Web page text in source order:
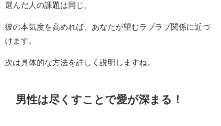
選んだ人の課題は同じ。
彼の本気度を高めれば、あなたが望むラブラブ関係に近づ
けます。
次は具体的な方法を詳しく説明しますね。
男性は尽くすことで愛が深まる！